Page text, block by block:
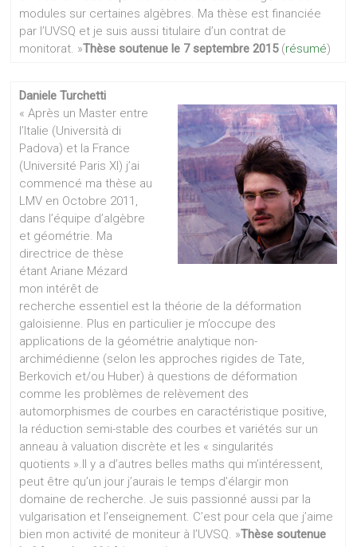
modules sur certaines algèbres. Ma thèse est financiée
par l’UVSQ et je suis aussi titulaire d’un contrat de
monitorat. »Thèse soutenue le 7 septembre 2015(résumé)
Daniele Turchetti
« Après un Master entre
l’Italie (Università di
Padova) et la France
(Université Paris XI) j’ai
commencé ma thèse au
LMV en Octobre 2011,
dans l’équipe d’algèbre
et géométrie. Ma
directrice de thèse
étant Ariane Mézard
mon intérêt de
recherche essentiel est la théorie de la déformation
galoisienne. Plus en particulier je m’occupe des
applications de la géométrie analytique non-
archimédienne (selon les approches rigides de Tate,
Berkovich et/ou Huber) à questions de déformation
comme les problèmes de relèvement des
automorphismes de courbes en caractéristique positive,
la réduction semi-stable des courbes et variétés sur un
anneau à valuation discrète et les « singularités
quotients ».Il y a d’autres belles maths qui m’intéressent,
peut être qu’un jour j’aurais le temps d’élargir mon
domaine de recherche. Je suis passionné aussi par la
vulgarisation et l’enseignement. C’est pour cela que j’aime
bien mon activité de moniteur à l’UVSQ. »Thèse soutenue